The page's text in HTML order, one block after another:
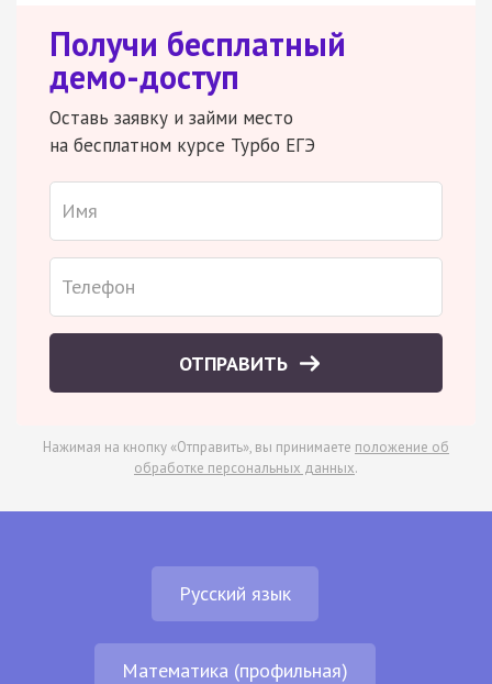
Получи бесплатный
демо-доступ
Оставь заявку и займи место
на бесплатном курсе Турбо ЕГЭ
ОТПРАВИТЬ
Нажимая на кнопку «Отправить», вы принимаете положение об
обработке персональных данных.
Русский язык
Математика (профильная)